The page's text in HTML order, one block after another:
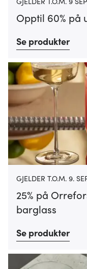
eller som de har
tjenestene deres.
Opptil 60% på
Se produkter
GJELDER T.O.M. 9.
25% på
barglass
Se produkter